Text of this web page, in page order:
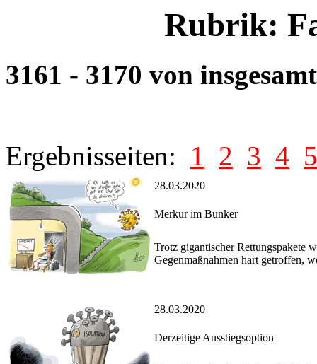
Rubrik:
3161 - 3170 von
Ergebnisseiten: 1 2 3 4 5
28.03.2020
Merkur im Bunker
Trotz gigantischer Rettungspakete
Gegenmaßnahmen hart getroffen,
28.03.2020
Derzeitige Ausstiegsoption